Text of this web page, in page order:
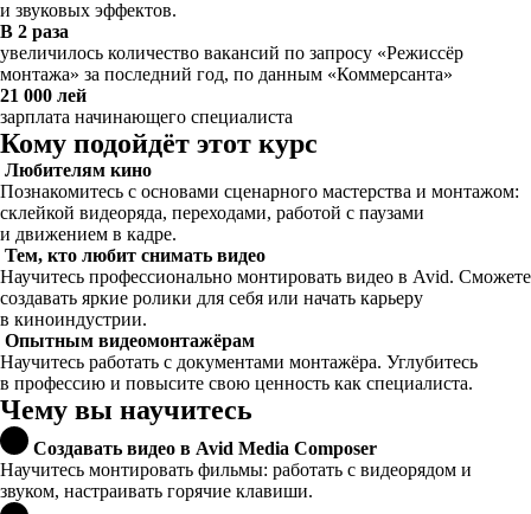
и звуковых эффектов.
В 2 раза
увеличилось количество вакансий по запросу «Режиссёр
монтажа» за последний год, по данным «Коммерсанта»
21 000 лей
зарплата начинающего специалиста
Кому подойдёт этот курс
Любителям кино
Познакомитесь с основами сценарного мастерства и монтажом:
склейкой видеоряда, переходами, работой с паузами
и движением в кадре.
Тем, кто любит снимать видео
Научитесь профессионально монтировать видео в Avid. Сможете
создавать яркие ролики для себя или начать карьеру
в киноиндустрии.
Опытным видеомонтажёрам
Научитесь работать с документами монтажёра. Углубитесь
в профессию и повысите свою ценность как специалиста.
Чему вы научитесь
Создавать видео в Avid Media Composer
Научитесь монтировать фильмы: работать с видеорядом и
звуком, настраивать горячие клавиши.